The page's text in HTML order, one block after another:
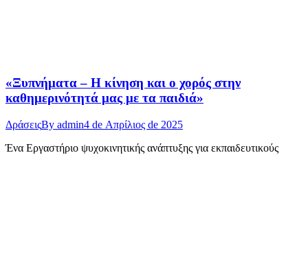
«Ξυπνήματα – Η κίνηση και ο χορός στην
καθημερινότητά μας με τα παιδιά»
ΔράσειςBy admin4 de Απρίλιος de 2025
Ένα Εργαστήριο ψυχοκινητικής ανάπτυξης για εκπαιδευτικούς